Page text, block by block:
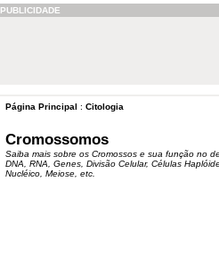
PUBLICIDADE
Página Principal : Citologia
Cromossomos
Saiba mais sobre os Cromossos e sua função no
DNA, RNA, Genes, Divisão Celular, Células
Nucléico, Meiose, etc.